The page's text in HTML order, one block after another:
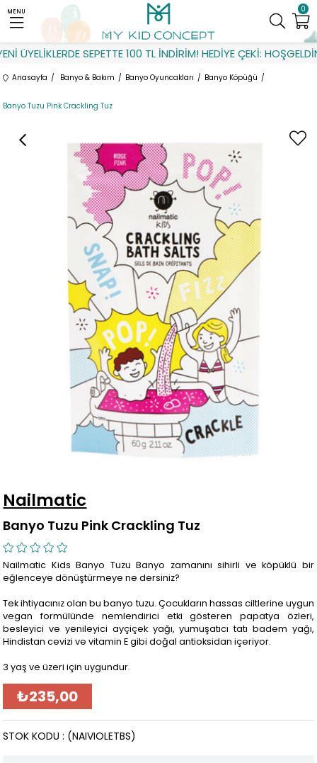
ÜYELİKLERDE SEPETTE 100 TL İNDİRİM! HEDİYE ÇEKİ: HOŞGELDİN
0
MENU
Anasayfa Banyo & Bakım Banyo Oyuncakları Banyo Köpüğü
Banyo Tuzu Pink Crackling Tuz
Nailmatic
Banyo Tuzu Pink Crackling Tuz
Nailmatic Kids Banyo Tuzu Banyo zamanını sihirli ve köpüklü bir
eğlenceye dönüştürmeye ne dersiniz?
Tek ihtiyacınız olan bu banyo tuzu. Çocukların hassas ciltlerine uygun
vegan formülünde nemlendirici etki gösteren papatya özleri,
besleyici ve yenileyici ayçiçek yağı, yumuşatıcı tatı badem yağı,
Hindistan cevizi ve vitamin E gibi doğal antioksidan içeriyor.
3 yaş ve üzeri için uygundur.
₺235,00
(NAIVIOLETBS)
STOK KODU